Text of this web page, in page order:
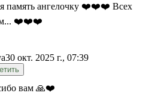
память ангелочку ❤️❤️❤️ Всех
❤️❤️❤️
30 окт. 2025 г., 07:39
вам 🙏❤️